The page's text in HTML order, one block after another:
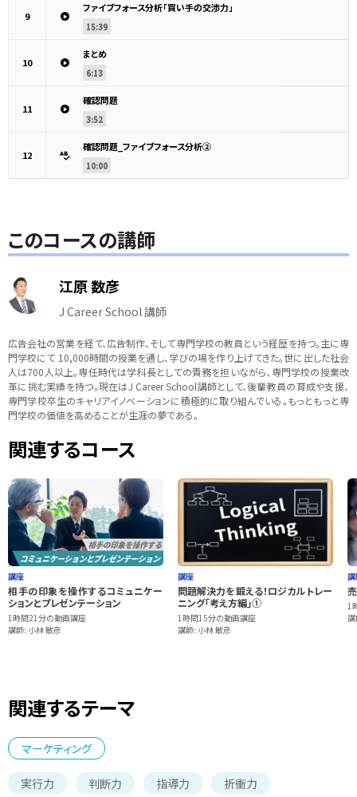
9
ファイブフォース分析「買い手の交渉力」
15:39
10
まとめ
6:13
11
確認問題
3:52
12
確認問題_ファイブフォース分析②
10:00
このコースの講師
江原 数彦
J Career School 講師
広告会社の営業を経て、広告制作、そして専門学校の教員という経歴を持つ。主に専
門学校にて 10,000時間の授業を通し、学びの場を作り上げてきた。世に出した社会
人は700人以上。専任時代は学科長としての責務を担いながら、専門学校の授業改
革に挑む実績を持つ。現在はJ Career School講師として、後輩教員の育成や支援、
専門学校卒生のキャリアイノベーションに積極的に取り組んでいる。もっともっと専
門学校の価値を高めることが生涯の夢である。
関連するコース
講座
相手の印象を操作するコミュニケー
ションとプレゼンテーション
1時間21分の動画講座
講師: 小林 敏彦
講座
問題解決力を鍛える！ロジカルトレー
ニング「考え方編」①
1時間15分の動画講座
講師: 小林 敏彦
1
講
関連するテーマ
マーケティング
実行力 判断力 指導力 折衝力